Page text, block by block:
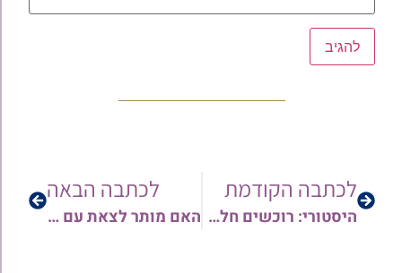
לכתבה הקודמת
היסטורי: רוכשים חלק במיזם הענק של כתיבת ספר התורה של עם ישראל להצלה מנגיף הקורונה הנורא • צפו
לכתבה הבאה
האם מותר לצאת עם מסיכה בשבת במקום שאין עירוב על מנת להגן מנגיף הקורונה רח"ל? והאם צריך לייחד מסיכה מיוחדת לשבת? מפי הגאון רבי איתמר הלוי מחפוד שליט"א